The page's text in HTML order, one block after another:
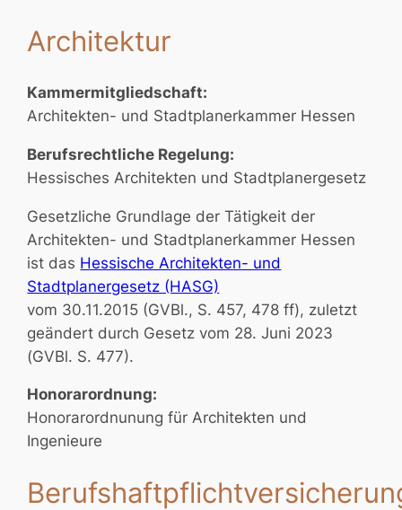
Architektur
Kammermitgliedschaft:
Architekten- und Stadtplanerkammer Hessen
Berufsrechtliche Regelung:
Hessisches Architekten und Stadtplanergesetz
Gesetzliche Grundlage der Tätigkeit der
Architekten- und Stadtplanerkammer Hessen
ist das Hessische Architekten- und
Stadtplanergesetz (HASG)
vom 30.11.2015 (GVBl., S. 457, 478 ff), zuletzt
geändert durch Gesetz vom 28. Juni 2023
(GVBl. S. 477).
Honorarordnung:
Honorarordnunung für Architekten und
Ingenieure